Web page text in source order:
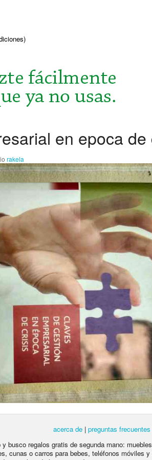
en epoca de
rakela
acerca de | preguntas frecuentes
busco regalos gratis de segunda mano:
cunas o carros para bebes, teléfonos móviles